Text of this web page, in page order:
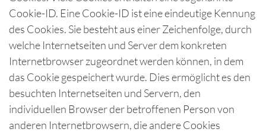
Cookie-ID. Eine Cookie-ID ist eine eindeutige Kennung
des Cookies. Sie besteht aus einer Zeichenfolge, durch
welche Internetseiten und Server dem konkreten
Internetbrowser zugeordnet werden können, in dem
das Cookie gespeichert wurde. Dies ermöglicht es den
besuchten Internetseiten und Servern, den
individuellen Browser der betroffenen Person von
anderen Internetbrowsern, die andere Cookies